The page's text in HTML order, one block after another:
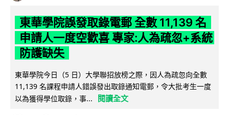
東華學院誤發取錄電郵 全數 11,139 名
申請人一度空歡喜 專家:人為疏忽+系統
防護缺失
東華學院今日（5 日）大學聯招放榜之際，因人為疏忽向全數
11,139 名課程申請人錯誤發出取錄通知電郵，令大批考生一度
以為獲得學位取錄，事...
閱讀全文